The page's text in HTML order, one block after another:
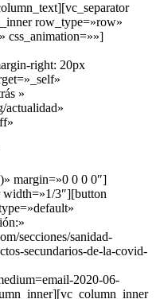
row_type=»row»
css_animation=»»]
right: 20px
»
actualidad»
margin=»0 0 0 0″]
3″][button
secciones/sanidad-
secundarios-de-la-covid-
2020-06-